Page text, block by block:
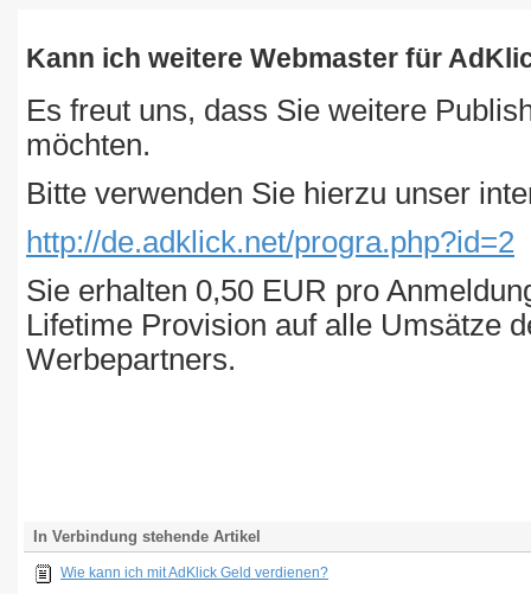
Kann ich weitere Webmaster für
Es freut uns, dass Sie weitere
möchten.
Bitte verwenden Sie hierzu unser
http://de.adklick.net/progra.php?id=2
Sie erhalten 0,50 EUR pro
Lifetime Provision auf alle Umsätze
Werbepartners.
In Verbindung stehende Artikel
Wie kann ich mit AdKlick Geld verdienen?